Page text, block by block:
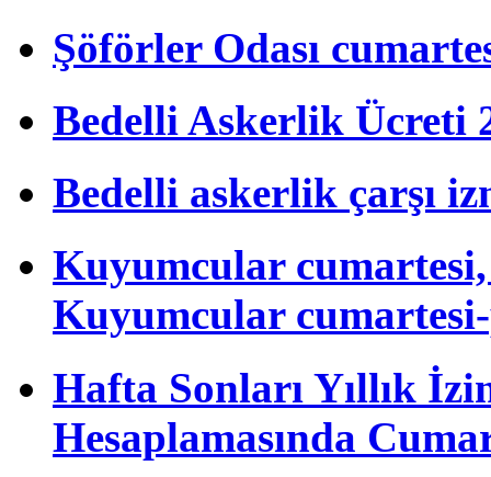
Şöförler Odası
Bedelli Askerlik Ücreti
Bedelli askerlik çarşı
Kuyumcular cumartesi,
Kuyumcular
Hafta Sonları Yıllık
Hesaplamasında